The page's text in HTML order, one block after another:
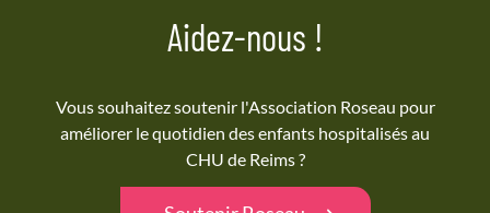
Aidez-nous !
Vous souhaitez soutenir l'Association Roseau pour
améliorer le quotidien des enfants hospitalisés au
CHU de Reims ?